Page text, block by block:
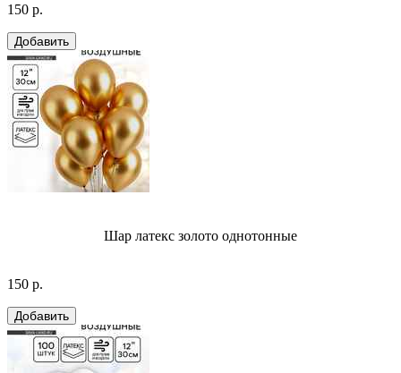
150 р.
Шар латекс золото однотонные
150 р.